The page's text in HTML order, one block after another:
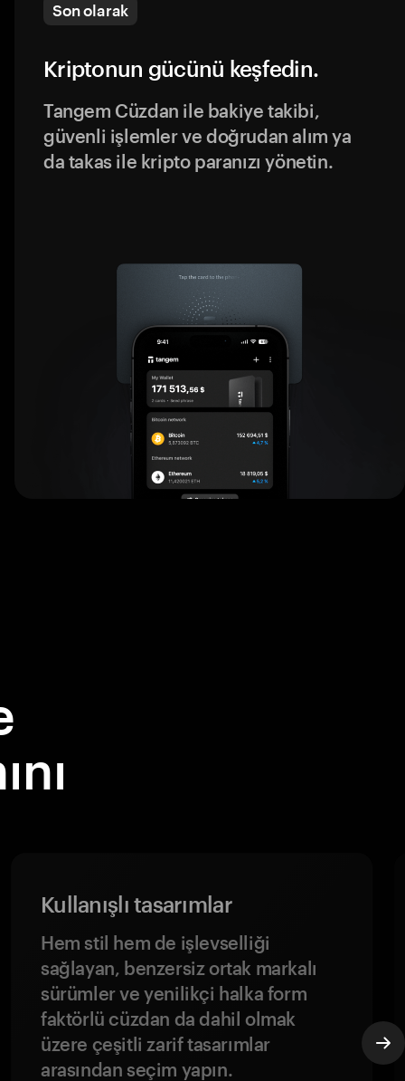
Son olarak
Kriptonun gücünü keşfedin.
Tangem Cüzdan ile bakiye takibi,
güvenli işlemler ve doğrudan alım ya
da takas ile kripto paranızı yönetin.
Kullanışlı tasarımlar
Hem stil hem de işlevselliği
sağlayan, benzersiz ortak markalı
sürümler ve yenilikçi halka form
faktörlü cüzdan da dahil olmak
üzere çeşitli zarif tasarımlar
arasından seçim yapın.